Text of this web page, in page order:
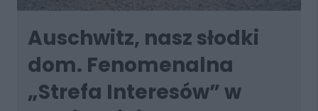
Auschwitz, nasz słodki
dom. Fenomenalna
„Strefa Interesów” w